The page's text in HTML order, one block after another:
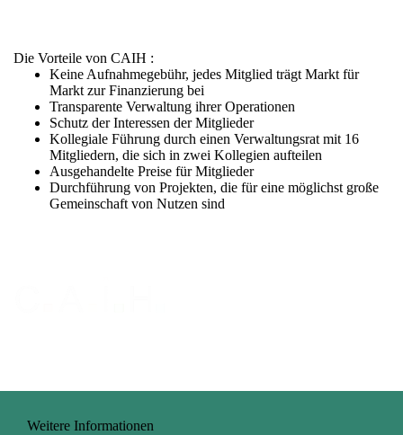
Die Vorteile von CAIH :
Keine Aufnahmegebühr, jedes Mitglied trägt Markt für
Markt zur Finanzierung bei
Transparente Verwaltung ihrer Operationen
Schutz der Interessen der Mitglieder
Kollegiale Führung durch einen Verwaltungsrat mit 16
Mitgliedern, die sich in zwei Kollegien aufteilen
Ausgehandelte Preise für Mitglieder
Durchführung von Projekten, die für eine möglichst große
Gemeinschaft von Nutzen sind
Weitere Informationen